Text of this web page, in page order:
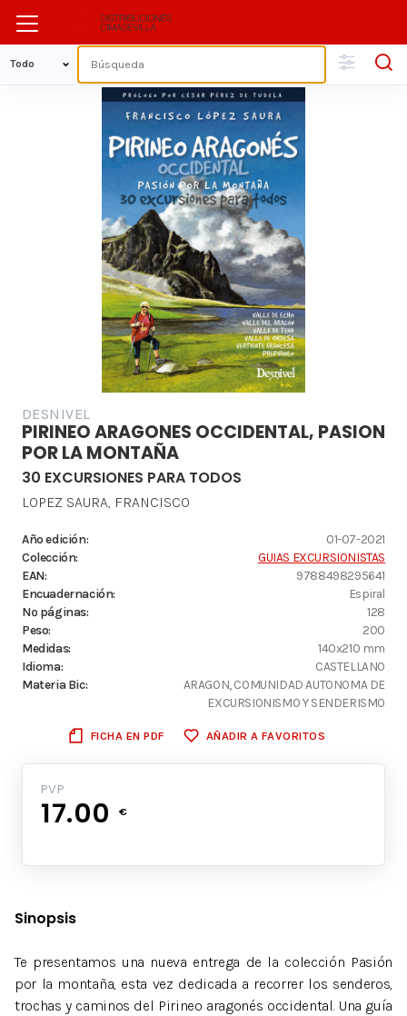
DESNIVEL
PIRINEO ARAGONES OCCIDENTAL, PASION
POR LA MONTAÑA
30 EXCURSIONES PARA TODOS
LOPEZ SAURA, FRANCISCO
Año edición:
01-07-2021
Colección:
GUIAS EXCURSIONISTAS
EAN:
9788498295641
Encuadernación:
Espiral
Nº páginas:
128
Peso:
200
Medidas:
140x210 mm
Idioma:
CASTELLANO
Materia Bic:
ARAGON, COMUNIDAD AUTONOMA DE
EXCURSIONISMO Y SENDERISMO
FICHA EN PDF AÑADIR A FAVORITOS
PVP
17.00 €
Sinopsis
Te presentamos una nueva entrega de la colección Pasión
por la montaña, esta vez dedicada a recorrer los senderos,
trochas y caminos del Pirineo aragonés occidental. Una guía